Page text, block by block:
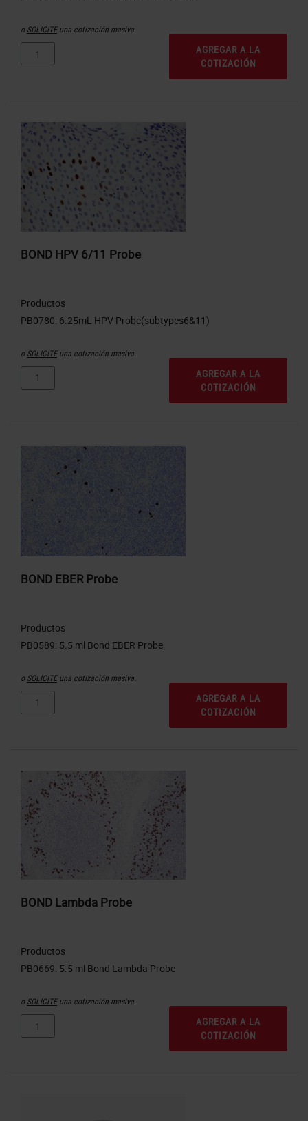
oSOLICITEuna cotización masiva.
AGREGAR A LA
COTIZACIÓN
BOND HPV 6/11 Probe
Productos
oSOLICITEuna cotización masiva.
AGREGAR A LA
COTIZACIÓN
BOND EBER Probe
Productos
oSOLICITEuna cotización masiva.
AGREGAR A LA
COTIZACIÓN
BOND Lambda Probe
Productos
oSOLICITEuna cotización masiva.
AGREGAR A LA
COTIZACIÓN